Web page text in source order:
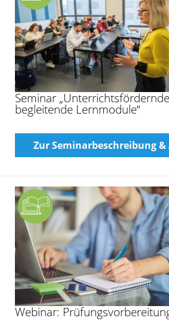
Seminar
begleitende Lernmodule“
Zur Seminarbeschreibung
Webinar: